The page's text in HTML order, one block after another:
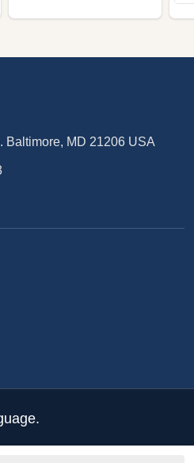
Baltimore, MD 21206 USA